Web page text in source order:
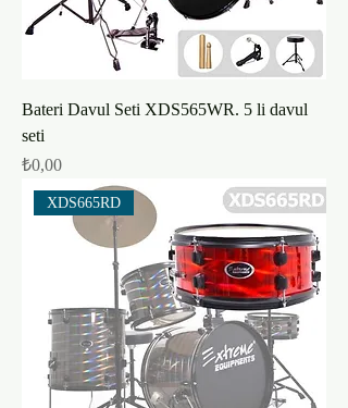
Bateri Davul Seti XDS565WR. 5 li davul
seti
Fiyat
₺0,00
XDS665RD